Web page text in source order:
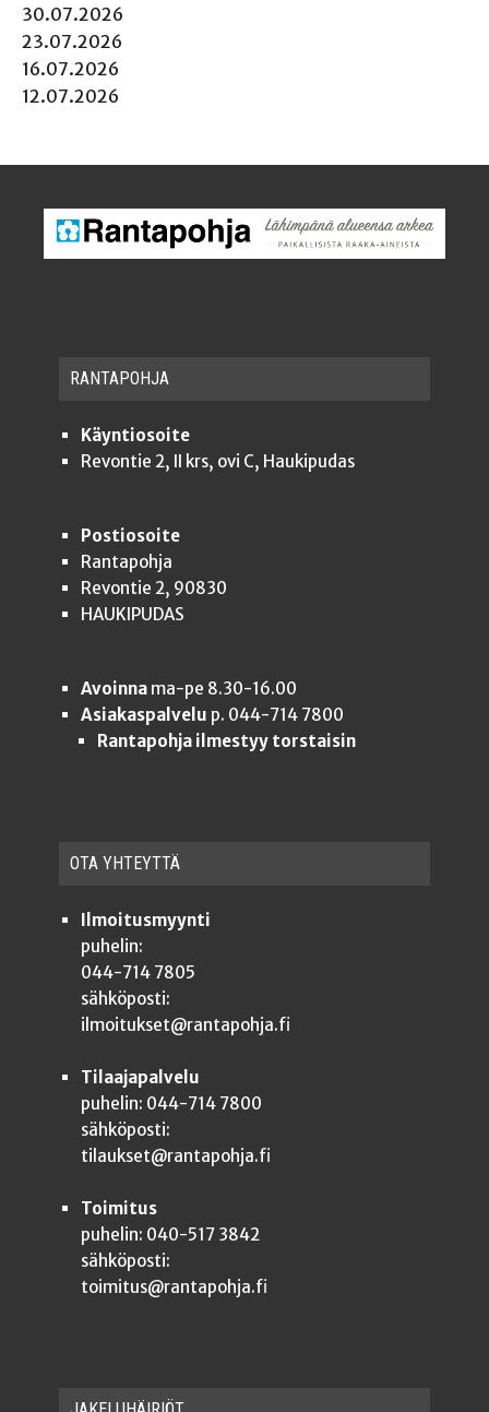
30.07.2026
23.07.2026
16.07.2026
12.07.2026
RAN­TA­POH­JA
Käyntiosoite
Revontie 2, II krs, ovi C, Haukipudas
Postiosoite
Rantapohja
Revontie 2, 90830
HAUKIPUDAS
Avoinnama-pe 8.30-16.00
Asiakaspalvelu p. 044-714 7800
Rantapohja ilmestyy torstaisin
OTA YHTEYT­TÄ
Ilmoitusmyynti
puhelin:
044-714 7805
sähköposti:
ilmoitukset@rantapohja.fi
Tilaajapalvelu
puhelin: 044-714 7800
sähköposti:
tilaukset@rantapohja.fi
Toimitus
puhelin: 040-517 3842
sähköposti:
toimitus@rantapohja.fi